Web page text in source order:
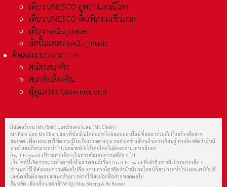
เที่ยว UNESCO อุทยานธรณีโลก
เที่ยว UNESCO พื้นที่สงวนชีวมวล
เที่ยว iok2u_travel
อัลปั้มเพลง iok2u_music
ติดต่อเราCONTACT US
สมัครสมาชิก
สมาชิกล็อกอิน
ผู้ดูแลระบบAdministrator
มิสเตอร์เรน (Mr. Rain) และมิสเตอร์เชน (Mr. Chain)
Mr. Rain และ Mr. Chain สองพี่น้องในโลกออฟไลน์และออนไลน์ที่จะมาร่วมมือกันสร้างสื่อสาร
สนเทศ เพื่อเผยแพร่ให้ความรู้ในเรื่องราวต่างๆ มากมายสร้างสังคมในการเรียนรู้ หากใครคิดว่ามันมี
ประโยชน์ก็สามารถนำไปเผยแพร่ต่อได้เลยโดยไม่ต้องตอบแทนกลับมา
Pay It Forward เป้าหมายเล็ก ๆ ในการส่งมอบความดีต่อ ๆ ไป
เว็ปไซต์นี้เกิดจากแรงบันดาลใจในภาพยนต์เรื่อง Pay It Forward ที่เล่าถึงการมีเป้าหมายเล็ก ๆ
กำหนดไว้ให้ส่งมอบความดีต่อไปอีก 3 คน หากใครคิดว่ามันมีประโยชน์ก็สามารถนำไปเผยแพร่ต่อได้
เลยโดยไม่ต้องตอบแทนกลับมา อยากให้ส่งต่อเพื่อถ่ายทอดต่อไป
ยืนหยัด เข้มแข็ง และกล้าหาญ (Stay Strong & Be Brave)